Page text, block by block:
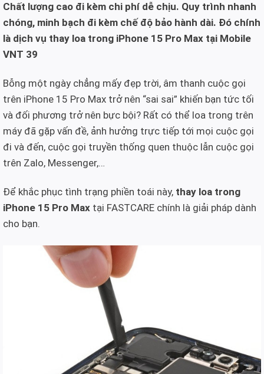
Chất lượng cao đi kèm chi phí dễ chịu. Quy trình nhanh
chóng, minh bạch đi kèm chế độ bảo hành dài. Đó chính
là dịch vụ thay loa trong iPhone 15 Pro Max tại Mobile
VNT 39
Bỗng một ngày chẳng mấy đẹp trời, âm thanh cuộc gọi
trên iPhone 15 Pro Max trở nên “sai sai” khiến bạn tức tối
và đối phương trở nên bực bội? Rất có thể loa trong trên
máy đã gặp vấn đề, ảnh hưởng trực tiếp tới mọi cuộc gọi
đi và đến, cuộc gọi truyền thống quen thuộc lẫn cuộc gọi
trên Zalo, Messenger,…
Để khắc phục tình trạng phiền toái này, thay loa trong
iPhone 15 Pro Max tại FASTCARE chính là giải pháp dành
cho bạn.